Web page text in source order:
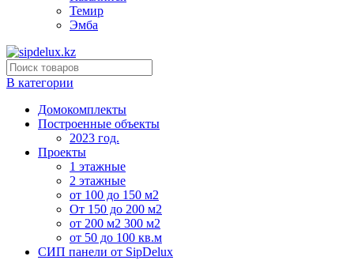
Темир
Эмба
В категории
Домокомплекты
Построенные объекты
2023 год.
Проекты
1 этажные
2 этажные
от 100 до 150 м2
От 150 до 200 м2
от 200 м2 300 м2
от 50 до 100 кв.м
СИП панели от SipDelux